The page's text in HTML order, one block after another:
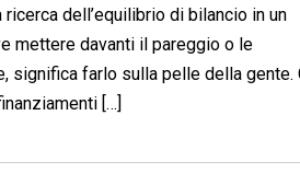
ricerca dell’equilibrio di bilancio in un
mettere davanti il pareggio o le
significa farlo sulla pelle della gente.
[…]